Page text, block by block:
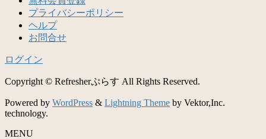
プライバシーポリシー
ヘルプ
お問合せ
ログイン
Copyright © Refresherぷらす All Rights Reserved.
Powered by WordPress & Lightning Theme by Vektor,Inc.
technology.
MENU